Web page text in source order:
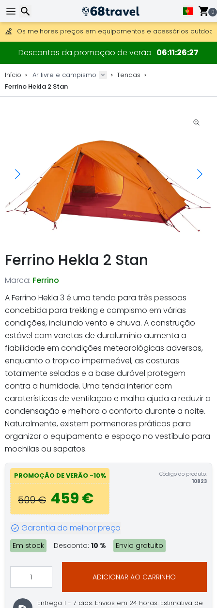
0
Overnight DHL Express também disponível.
30 dias para devolução, 90 dias para mapas de madeira e
Os melhores preços em equipamentos e acessórios outdoor.
Descontos da promoção de verão 06112626
Início Ar livre e campismo
Tendas
Ferrino Hekla 2 Stan
Ferrino Hekla 2 Stan
Marca: Ferrino
A Ferrino Hekla 3 é uma tenda para três pessoas
concebida para trekking e campismo em várias
condições, incluindo vento e chuva. A construção
estável com varetas de duralumínio aumenta a
fiabilidade em condições meteorológicas adversas,
enquanto o tropico impermeável, as costuras
totalmente seladas e a base durável protegem
contra a humidade. Uma tenda interior com
caraterísticas de ventilação e malha ajuda a reduzir a
condensação e melhora o conforto durante a noite.
Naturalmente, existem pormenores práticos para
organizar o equipamento e espaço no vestíbulo para
mochilas ou sapatos.
PROMOÇÃO DE VERÃO -10%
509 € 459 €
Código do produto:
10823
Garantia do melhor preço
Em stock Desconto: 10 % Envio gratuito
ADICIONAR AO CARRINHO
Entrega 1 - 7 dias. Envios em 24 horas. Estimativa de
Pesquisar